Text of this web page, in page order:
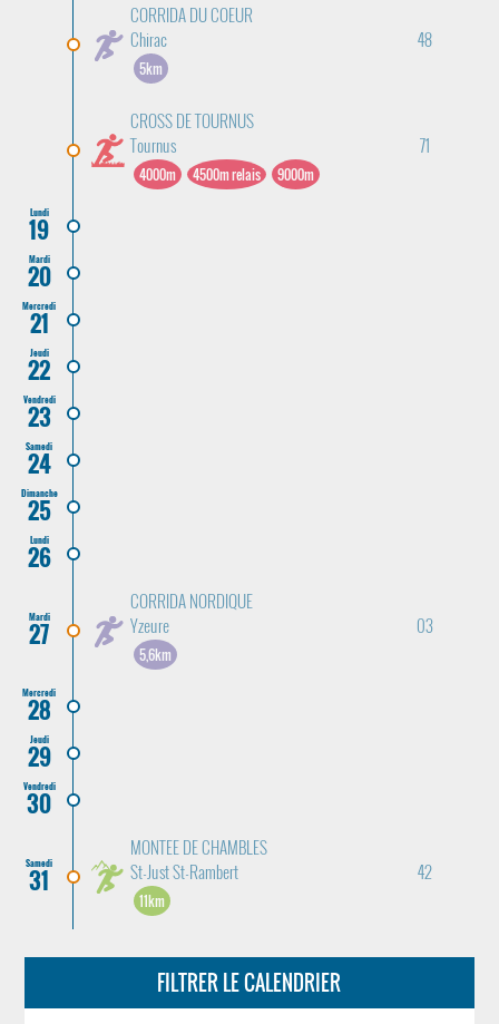
CORRIDA DU COEUR
Chirac
48
5km
CROSS DE TOURNUS
Tournus
71
4000m 4500m relais 9000m
Lundi
19
Mardi
20
Mercredi
21
Jeudi
22
Vendredi
23
Samedi
24
Dimanche
25
Lundi
26
Mardi
27
CORRIDA NORDIQUE
Yzeure
03
5,6km
Mercredi
28
Jeudi
29
Vendredi
30
Samedi
31
MONTEE DE CHAMBLES
St-Just St-Rambert
42
11km
FILTRER LE CALENDRIER